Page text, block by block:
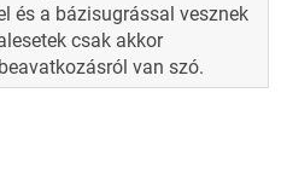
és a bázisugrással vesznek
csak akkor
van szó.